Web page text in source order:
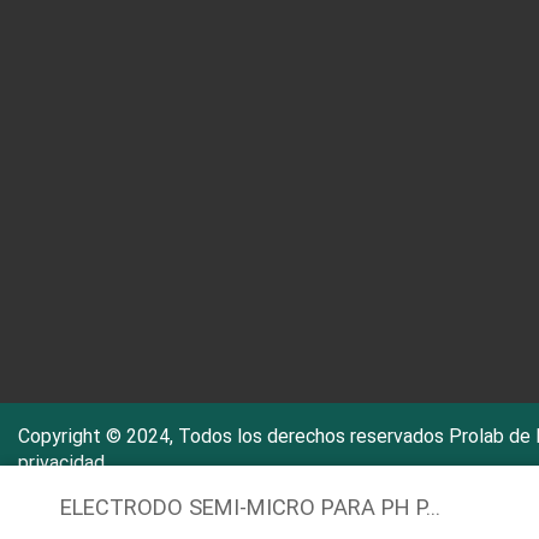
Copyright © 2024, Todos los derechos reservados Prolab de
privacidad
ELECTRODO SEMI-MICRO PARA PH P...